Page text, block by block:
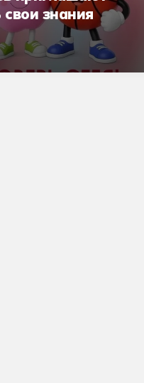
знания